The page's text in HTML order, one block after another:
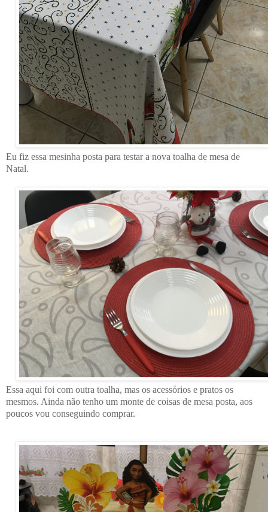
Eu fiz essa mesinha posta para testar a nova toalha de mesa de
Natal.
Essa aqui foi com outra toalha, mas os acessórios e pratos os
mesmos. Ainda não tenho um monte de coisas de mesa posta, aos
poucos vou conseguindo comprar.